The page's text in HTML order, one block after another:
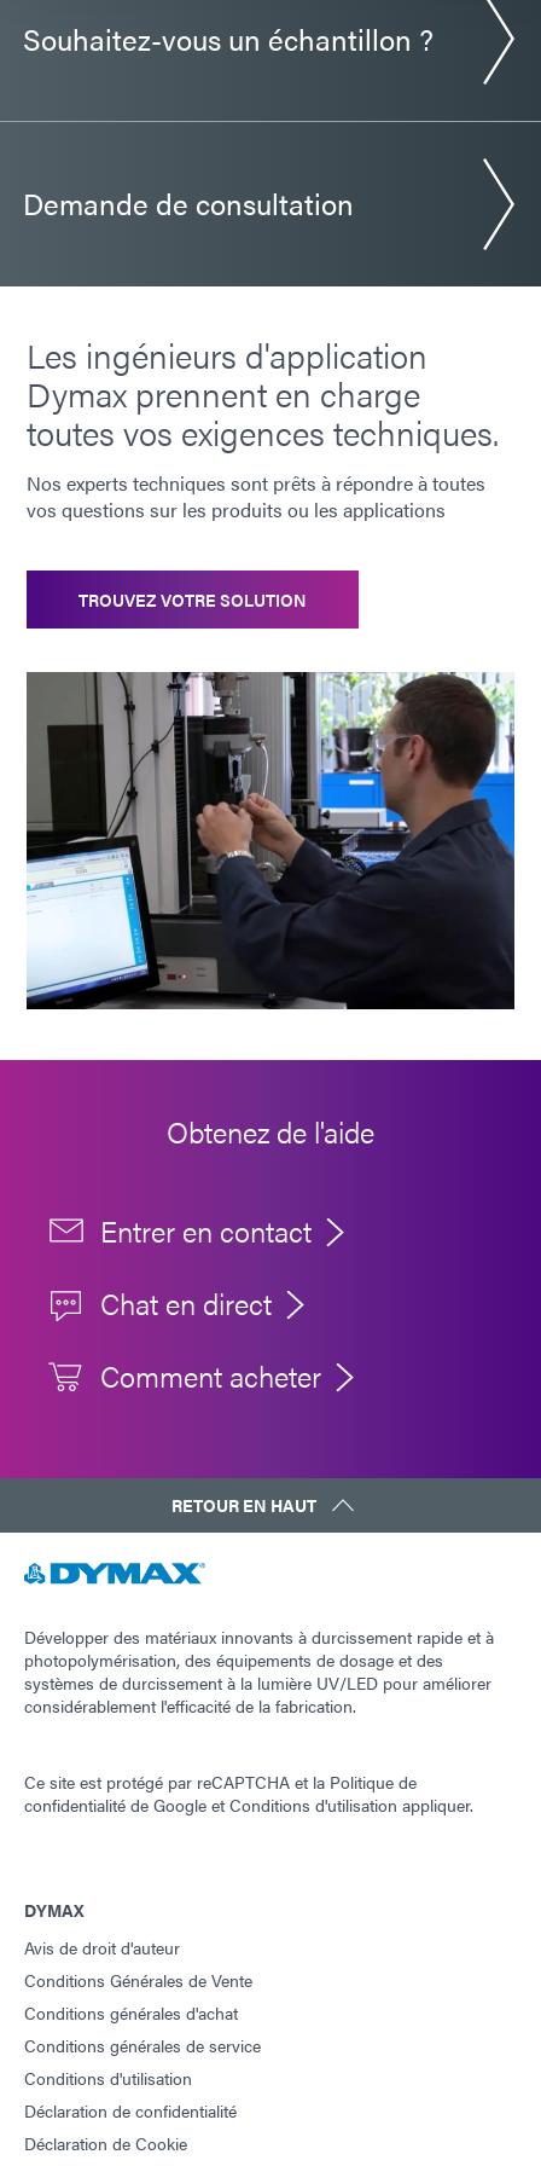
Souhaitez-vous un échantillon ?
Demande de consultation
Les ingénieurs d'application
Dymax prennent en charge
toutes vos exigences techniques.
Nos experts techniques sont prêts à répondre à toutes
vos questions sur les produits ou les applications
TROUVEZ VOTRE SOLUTION
Obtenez de l'aide
Entrer en contact
Chat en direct
Comment acheter
RETOUR EN HAUT
Développer des matériaux innovants à durcissement rapide et à
photopolymérisation, des équipements de dosage et des
systèmes de durcissement à la lumière UV/LED pour améliorer
considérablement l'efficacité de la fabrication.
Ce site est protégé par reCAPTCHA et la Politique de
confidentialité de Google etConditions d'utilisation appliquer.
DYMAX
Avis de droit d'auteur
Conditions Générales de Vente
Conditions générales d'achat
Conditions générales de service
Conditions d'utilisation
Déclaration de confidentialité
Déclaration de Cookie